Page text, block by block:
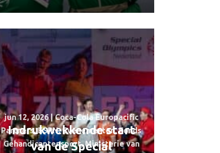
Indrukwekkende start
van de Special
jun 12, 2026|Coca-Cola Europacific
Partners,ESPN,Evenementen,Fonds
Gehandicaptensport,Ministerie van